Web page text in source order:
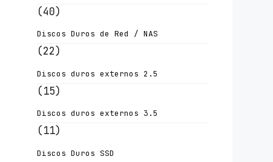
(40)
Discos Duros de Red / NAS
(22)
Discos duros externos 2.5
(15)
Discos duros externos 3.5
(11)
Discos Duros SSD